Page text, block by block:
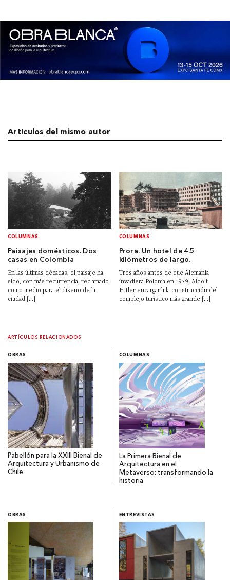
Artículos del mismo autor
COLUMNAS
Paisajes domésticos. Dos
casas en Colombia
En las últimas décadas, el paisaje ha
sido, con más recurrencia, reclamado
como medio para el diseño de la
ciudad [...]
COLUMNAS
Prora. Un hotel de 4.5
kilómetros de largo.
Tres años antes de que Alemania
invadiera Polonia en 1939, Aldolf
Hitler encargaría la construcción del
complejo turístico más grande [...]
ARTÍCULOS RELACIONADOS
OBRAS
Pabellón para la XXIII Bienal de
Arquitectura y Urbanismo de
Chile
COLUMNAS
La Primera Bienal de
Arquitectura en el
Metaverso: transformando la
historia
OBRAS ENTREVISTAS